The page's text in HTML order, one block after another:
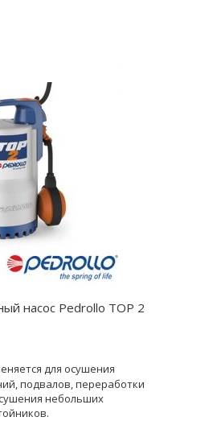
насос Pedrollo TOP 2
для осушения
подвалов, переработки
небольших